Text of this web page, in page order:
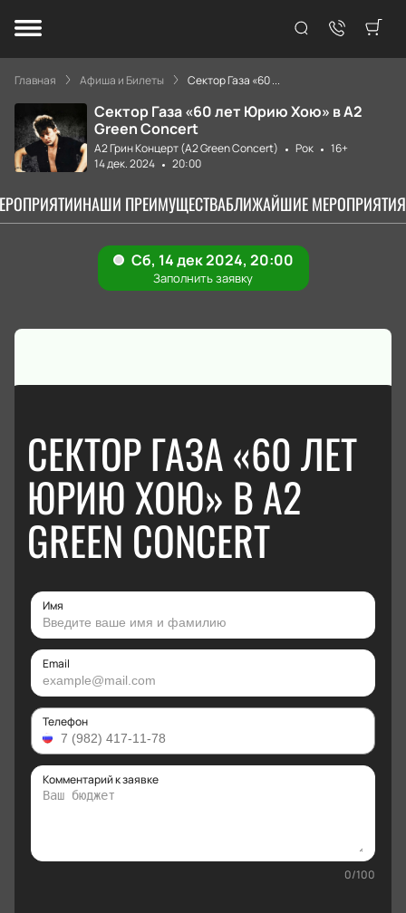
Главная Афиша и Билеты Сектор Газа «60 ...
Сектор Газа «60 лет Юрию Хою» в А2
Green Concert
А2 Грин Концерт (A2 Green Concert) Рок
16+
14 дек. 2024
20:00
НАШИ ПРЕИМУЩЕСТВАБЛИЖАЙШИЕ МЕРОПРИЯТИЯ
СЕКТОР ГАЗА «60 ЛЕТ
ЮРИЮ ХОЮ» В А2
GREEN CONCERT
Имя
Email
Телефон
Комментарий к заявке
0/100